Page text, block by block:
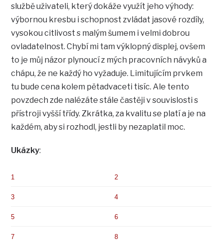
službě uživateli, který dokáže využít jeho výhody:
výbornou kresbu i schopnost zvládat jasové rozdíly,
vysokou citlivost s malým šumem i velmi dobrou
ovladatelnost. Chybí mi tam výklopný displej, ovšem
to je můj názor plynoucí z mých pracovních návyků a
chápu, že ne každý ho vyžaduje. Limitujícím prvkem
tu bude cena kolem pětadvaceti tisíc. Ale tento
povzdech zde nalézáte stále častěji v souvislosti s
přístroji vyšší třídy. Zkrátka, za kvalitu se platí a je na
každém, aby si rozhodl, jestli by nezaplatil moc.
Ukázky:
1 2
3 4
5 6
7 8